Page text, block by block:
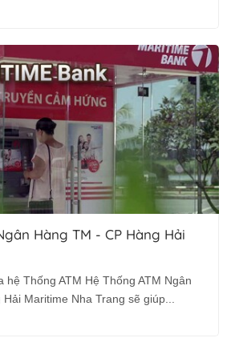
Hàng TM - CP Hàng Hải
hệ Thống ATM Hệ Thống ATM Ngân
Maritime Nha Trang sẽ giúp...